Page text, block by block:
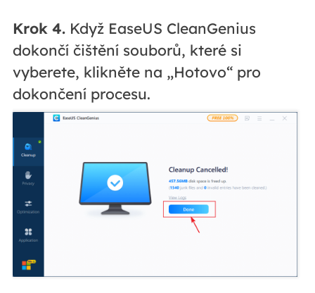
Krok 4.Když EaseUS CleanGenius
dokončí čištění souborů, které si
vyberete, klikněte na „Hotovo“ pro
dokončení procesu.